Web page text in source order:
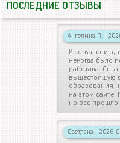
ПОСЛЕДНИЕ ОТЗЫВЫ
Ангелина П. |
К сожалению,
некогда было
работала.
вышестоящую
образования
на этом
но все прошло
Светлана | 2026-